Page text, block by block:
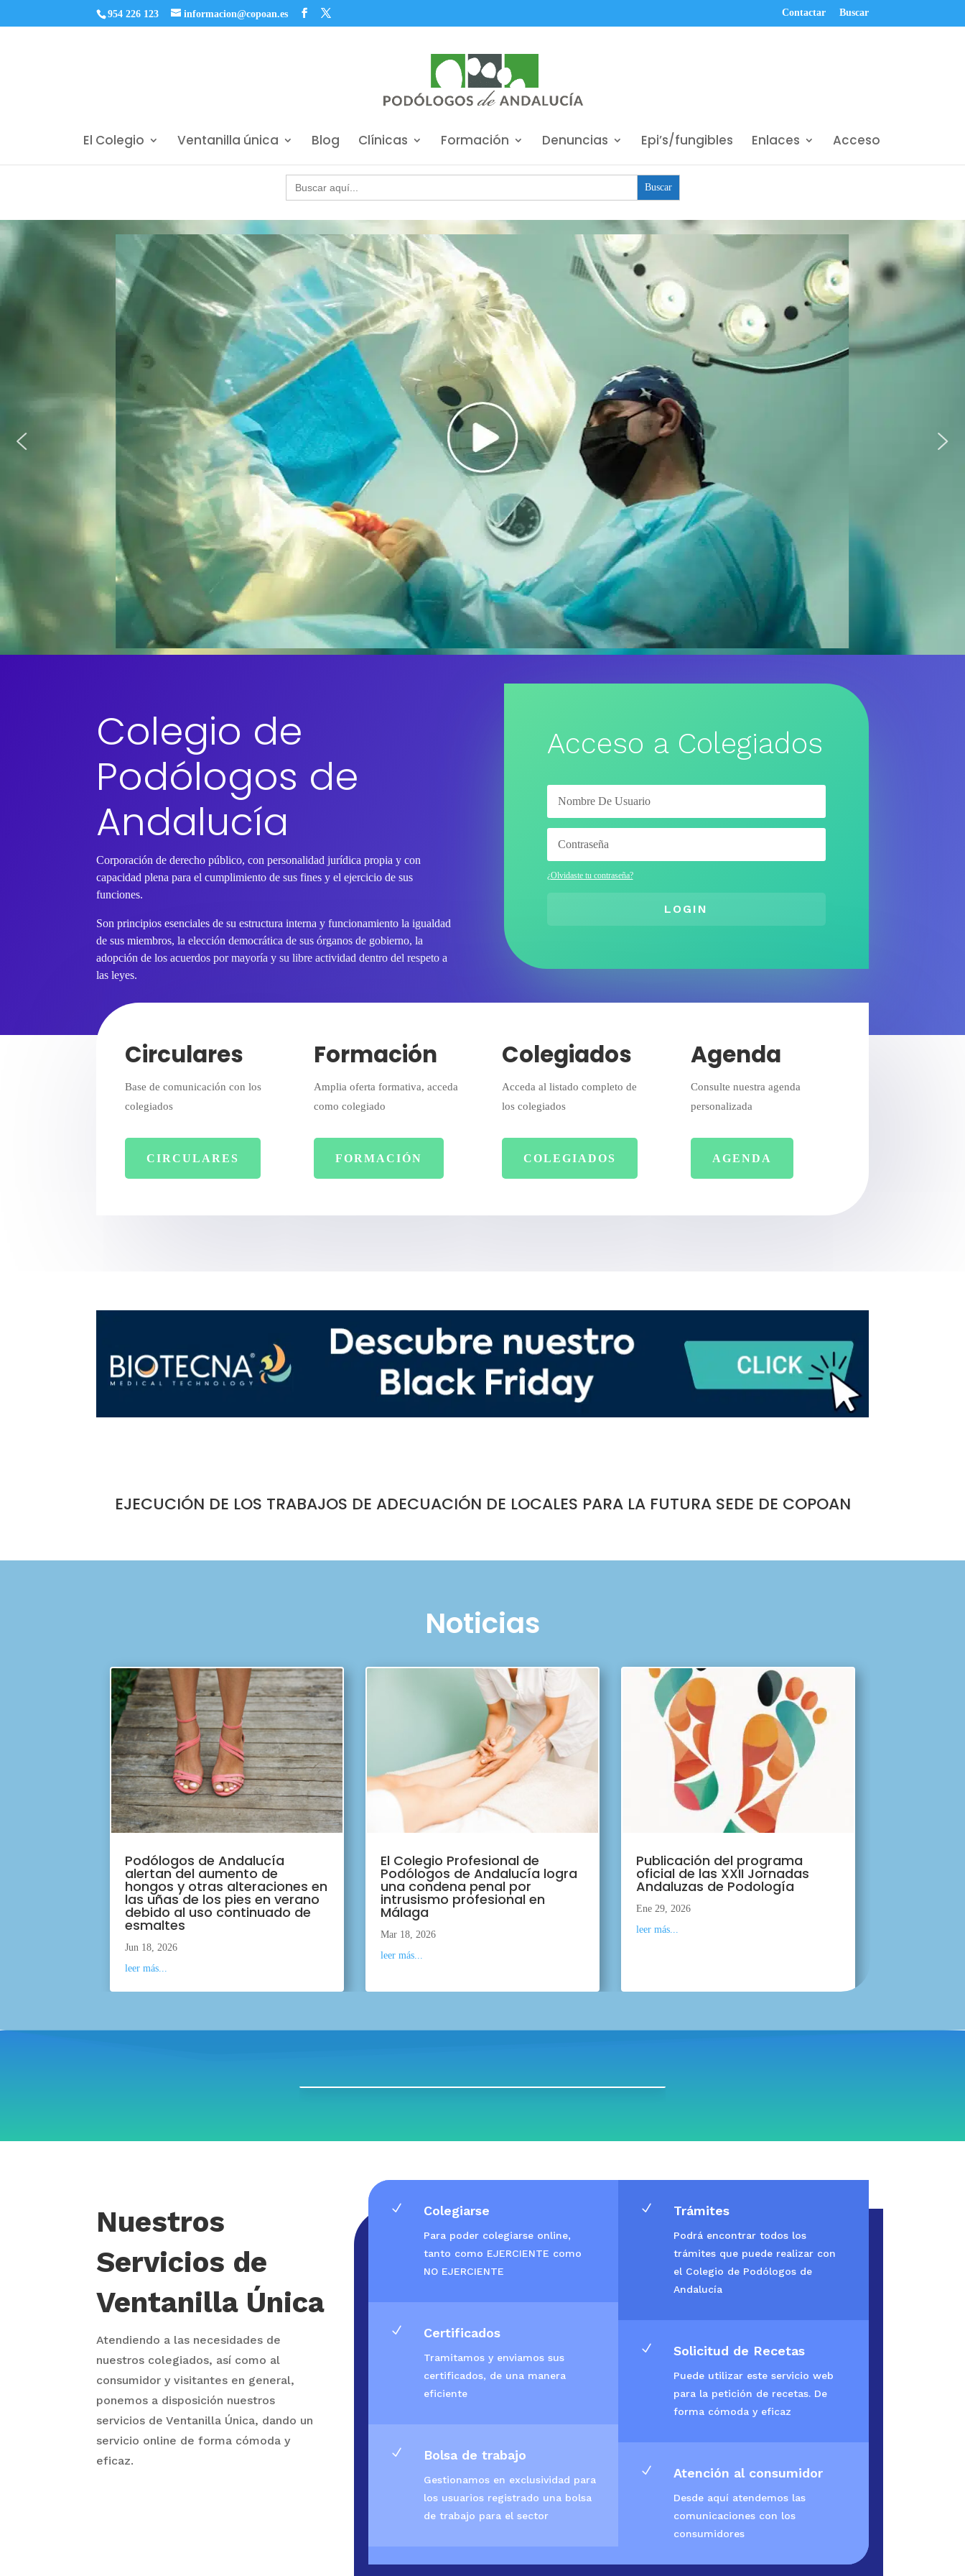
954 226 123 informacion@copoan.es Contactar Buscar
El Colegio Ventanilla única Blog Clínicas Formación Denuncias Epi’s/fungibles Enlaces Acceso
Buscar:
Colegio de
Podólogos de
Andalucía
Corporación de derecho público, con personalidad jurídica propia y con
capacidad plena para el cumplimiento de sus fines y el ejercicio de sus
funciones.
Son principios esenciales de su estructura interna y funcionamiento la igualdad
de sus miembros, la elección democrática de sus órganos de gobierno, la
adopción de los acuerdos por mayoría y su libre actividad dentro del respeto a
las leyes.
Acceso a Colegiados
¿Olvidaste tu contraseña?
LOGIN
Circulares
Base de comunicación con los
colegiados
CIRCULARES
Formación
Amplia oferta formativa, acceda
como colegiado
FORMACIÓN
Colegiados
Acceda al listado completo de
los colegiados
COLEGIADOS
Agenda
Consulte nuestra agenda
personalizada
AGENDA
EJECUCIÓN DE LOS TRABAJOS DE ADECUACIÓN DE LOCALES PARA LA FUTURA SEDE DE COPOAN
Noticias
Podólogos de Andalucía
alertan del aumento de
hongos y otras alteraciones en
las uñas de los pies en verano
debido al uso continuado de
esmaltes
Jun 18, 2026
leer más...
El Colegio Profesional de
Podólogos de Andalucía logra
una condena penal por
intrusismo profesional en
Málaga
Mar 18, 2026
leer más...
Publicación del programa
oficial de las XXII Jornadas
Andaluzas de Podología
Ene 29, 2026
leer más...
Nuestros
Servicios de
Ventanilla Única
Atendiendo a las necesidades de
nuestros colegiados, así como al
consumidor y visitantes en general,
ponemos a disposición nuestros
servicios de Ventanilla Única, dando un
servicio online de forma cómoda y
eficaz.
N Colegiarse
Para poder colegiarse online,
tanto como EJERCIENTE como
NO EJERCIENTE
N Certificados
Tramitamos y enviamos sus
certificados, de una manera
eficiente
N Bolsa de trabajo
Gestionamos en exclusividad para
los usuarios registrado una bolsa
de trabajo para el sector
N Trámites
Podrá encontrar todos los
trámites que puede realizar con
el Colegio de Podólogos de
Andalucía
N Solicitud de Recetas
Puede utilizar este servicio web
para la petición de recetas. De
forma cómoda y eficaz
N Atención al consumidor
Desde aquí atendemos las
comunicaciones con los
consumidores